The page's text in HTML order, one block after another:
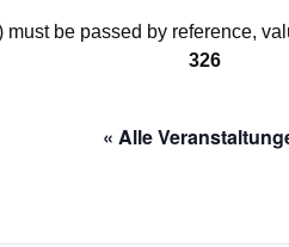
be passed by reference,
326
« Alle